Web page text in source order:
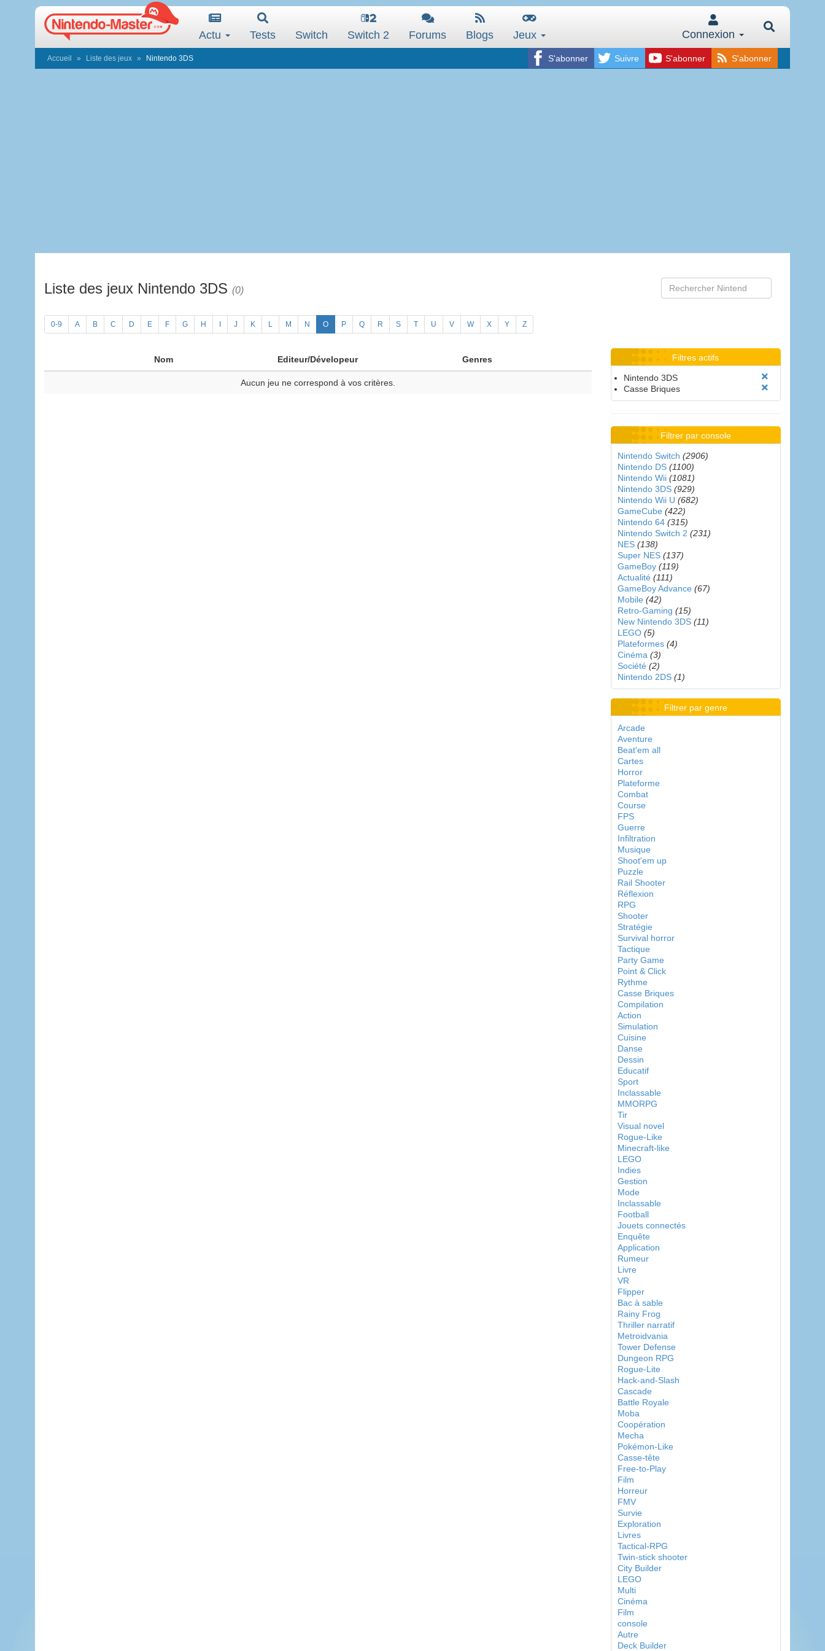
Actu Tests Switch Switch 2 Forums Blogs Jeux Connexion
S'abonner Suivre S'abonner S'abonner
Accueil Liste des jeux Nintendo 3DS
Liste des jeux Nintendo 3DS (0)
0-9 A B C D E F G H J K L M N O P Q R S T U V W X Y Z
Nom Editeur/Dévelopeur Genres
Aucun jeu ne correspond à vos critères.
Filtres actifs
Nintendo 3DS
Casse Briques
Filtrer par console
Nintendo Switch (2906)
Nintendo DS (1100)
Nintendo Wii (1081)
Nintendo 3DS (929)
Nintendo Wii U (682)
GameCube (422)
Nintendo 64 (315)
Nintendo Switch 2 (231)
NES (138)
Super NES (137)
GameBoy (119)
Actualité (111)
GameBoy Advance (67)
Mobile (42)
Retro-Gaming (15)
New Nintendo 3DS (11)
LEGO (5)
Plateformes (4)
Cinéma (3)
Société (2)
Nintendo 2DS (1)
Filtrer par genre
Arcade
Aventure
Beat'em all
Cartes
Horror
Plateforme
Combat
Course
FPS
Guerre
Infiltration
Musique
Shoot'em up
Puzzle
Rail Shooter
Réflexion
RPG
Shooter
Stratégie
Survival horror
Tactique
Party Game
Point & Click
Rythme
Casse Briques
Compilation
Action
Simulation
Cuisine
Danse
Dessin
Educatif
Sport
Inclassable
MMORPG
Tir
Visual novel
Rogue-Like
Minecraft-like
LEGO
Indies
Gestion
Mode
Inclassable
Football
Jouets connectés
Enquête
Application
Rumeur
Livre
VR
Flipper
Bac à sable
Rainy Frog
Thriller narratif
Metroidvania
Tower Defense
Dungeon RPG
Rogue-Lite
Hack-and-Slash
Cascade
Battle Royale
Moba
Coopération
Mecha
Pokémon-Like
Casse-tête
Free-to-Play
Film
Horreur
FMV
Survie
Exploration
Livres
Tactical-RPG
Twin-stick shooter
City Builder
LEGO
Multi
Cinéma
Film
console
Autre
Deck Builder